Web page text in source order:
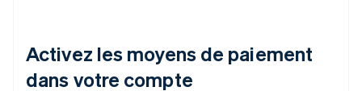
Activez les moyens de paiement
dans votre compte